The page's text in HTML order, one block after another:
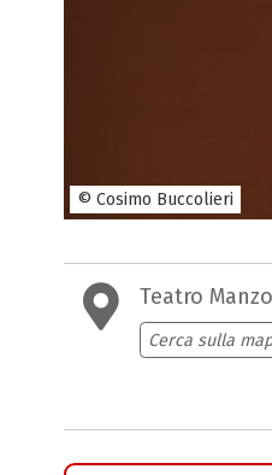
© Cosimo Buccolieri
Teatro
Cerca sulla